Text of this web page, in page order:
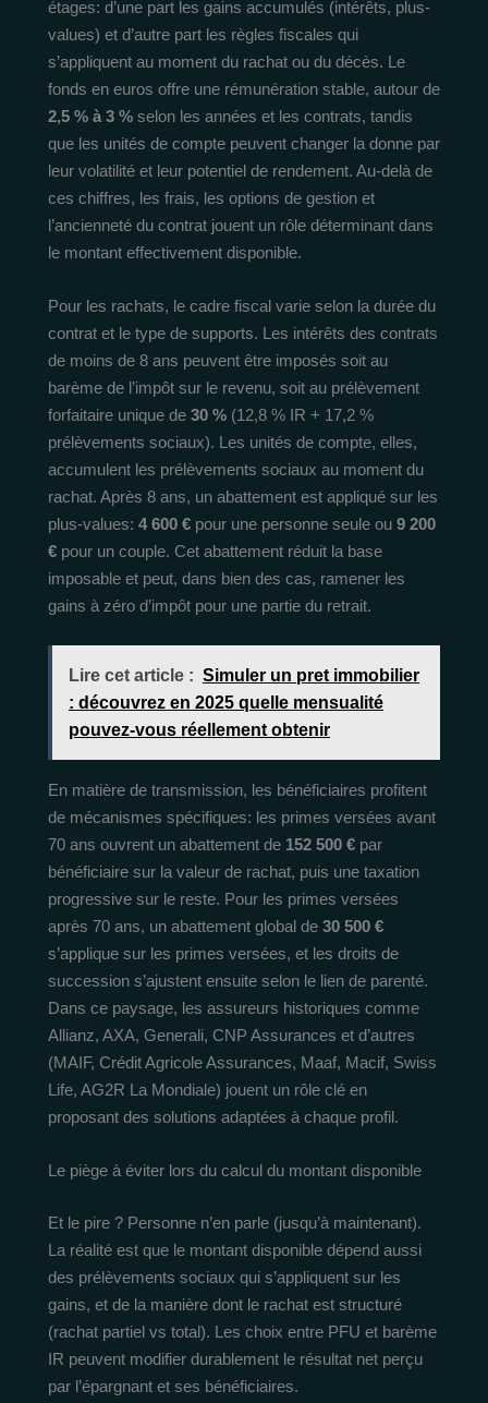
étages: d’une part les gains accumulés (intérêts, plus-
values) et d’autre part les règles fiscales qui
s’appliquent au moment du rachat ou du décès. Le
fonds en euros offre une rémunération stable, autour de
2,5 % à 3 % selon les années et les contrats, tandis
que les unités de compte peuvent changer la donne par
leur volatilité et leur potentiel de rendement. Au-delà de
ces chiffres, les frais, les options de gestion et
l’ancienneté du contrat jouent un rôle déterminant dans
le montant effectivement disponible.
Pour les rachats, le cadre fiscal varie selon la durée du
contrat et le type de supports. Les intérêts des contrats
de moins de 8 ans peuvent être imposés soit au
barème de l’impôt sur le revenu, soit au prélèvement
forfaitaire unique de 30 % (12,8 % IR + 17,2 %
prélèvements sociaux). Les unités de compte, elles,
accumulent les prélèvements sociaux au moment du
rachat. Après 8 ans, un abattement est appliqué sur les
plus-values: 4 600 € pour une personne seule ou 9 200
€ pour un couple. Cet abattement réduit la base
imposable et peut, dans bien des cas, ramener les
gains à zéro d’impôt pour une partie du retrait.
Lire cet article : Simuler un pret immobilier
: découvrez en 2025 quelle mensualité
pouvez-vous réellement obtenir
En matière de transmission, les bénéficiaires profitent
de mécanismes spécifiques: les primes versées avant
70 ans ouvrent un abattement de 152 500 € par
bénéficiaire sur la valeur de rachat, puis une taxation
progressive sur le reste. Pour les primes versées
après 70 ans, un abattement global de 30 500 €
s’applique sur les primes versées, et les droits de
succession s’ajustent ensuite selon le lien de parenté.
Dans ce paysage, les assureurs historiques comme
Allianz, AXA, Generali, CNP Assurances et d’autres
(MAIF, Crédit Agricole Assurances, Maaf, Macif, Swiss
Life, AG2R La Mondiale) jouent un rôle clé en
proposant des solutions adaptées à chaque profil.
Le piège à éviter lors du calcul du montant disponible
Et le pire ? Personne n’en parle (jusqu’à maintenant).
La réalité est que le montant disponible dépend aussi
des prélèvements sociaux qui s’appliquent sur les
gains, et de la manière dont le rachat est structuré
(rachat partiel vs total). Les choix entre PFU et barème
IR peuvent modifier durablement le résultat net perçu
par l’épargnant et ses bénéficiaires.